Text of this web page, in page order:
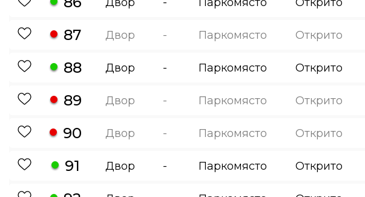
87 Двор - Паркомясто Открито
88 Двор - Паркомясто Открито
89 Двор - Паркомясто Открито
90 Двор - Паркомясто Открито
91 Двор - Паркомясто Открито